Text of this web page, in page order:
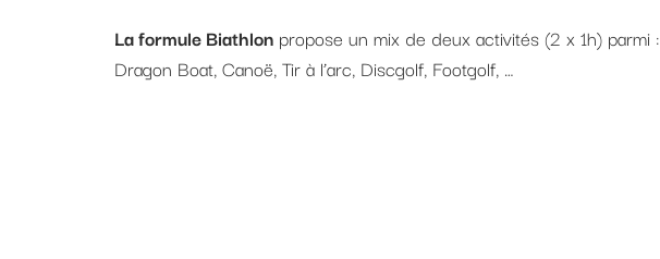
La formule Biathlon propose un mix de deux activités (2 x 1h) parmi :
Dragon Boat, Canoë, Tir à l’arc, Discgolf, Footgolf, …